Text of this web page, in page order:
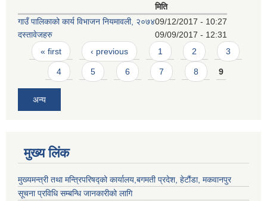
मिति
गाउँ पालिकाको कार्य विभाजन नियमावली, २०७४09/12/2017 - 10:27
दस्तावेजहरु
09/09/2017 - 12:31
Pages
« first ‹ previous 1 2 3
4 5 6 7 8 9
अन्य
मुख्य लिंक
मुख्यमन्त्री तथा मन्त्रिपरिषद्को कार्यालय,बगमती प्रदेश, हेटौंडा, मकवानपुर
सूचना प्रविधि सम्बन्धि जानकारीको लागि